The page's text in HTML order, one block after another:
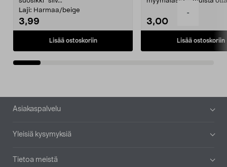
-
Laji: Harmaa/beige
3,99
Lisää ostoskoriin
3,00
Lisää ostoskoriin
Alatunniste
Asiakaspalvelu
Yleisiä kysymyksiä
Tietoa meistä